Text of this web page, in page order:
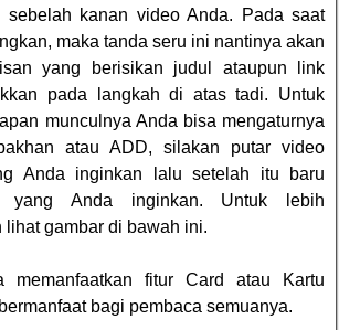
kanan video Anda. Pada saat
maka tanda seru ini nantinya akan
yang berisikan judul ataupun link
pada langkah di atas tadi. Untuk
munculnya Anda bisa mengaturnya
atau ADD, silakan putar video
Anda inginkan lalu setelah itu baru
yang Anda inginkan. Untuk lebih
lihat gambar di bawah ini.
memanfaatkan fitur Card atau Kartu
bagi pembaca semuanya.